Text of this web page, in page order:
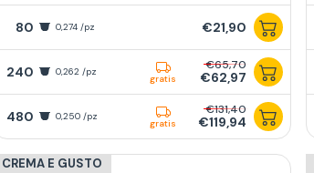
80 0,274 /pz €21,90
240 0,262 /pz
gratis
€65,70
€62,97
480 0,250 /pz
gratis
€131,40
€119,94
CREMA E GUSTO